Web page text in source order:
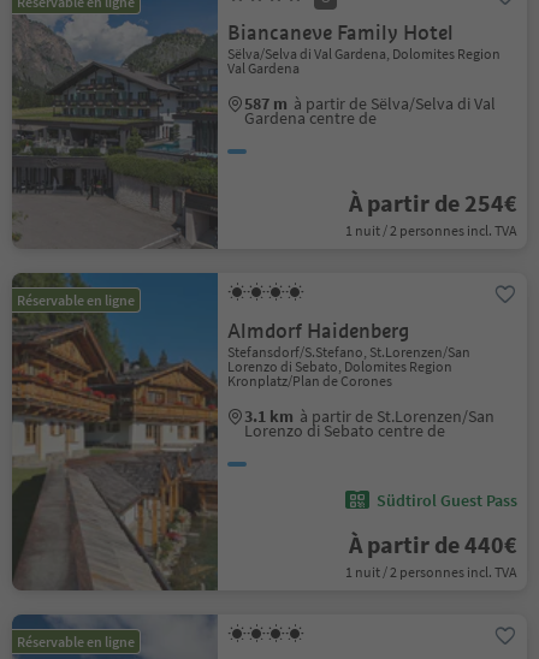
Biancaneve Family Hotel
Sëlva/Selva di Val Gardena, Dolomites Region
Val Gardena
587 m à partir de Sëlva/Selva di Val
Gardena centre de
À partir de 254€
1 nuit / 2 personnes incl. TVA
Réservable en ligne
Almdorf Haidenberg
Stefansdorf/S.Stefano, St.Lorenzen/San
Lorenzo di Sebato, Dolomites Region
Kronplatz/Plan de Corones
3.1 km à partir de St.Lorenzen/San
Lorenzo di Sebato centre de
Südtirol Guest Pass
À partir de 440€
1 nuit / 2 personnes incl. TVA
Réservable en ligne